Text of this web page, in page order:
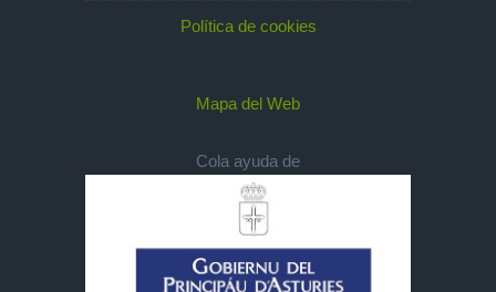
Política de cookies
Mapa del Web
Cola ayuda de